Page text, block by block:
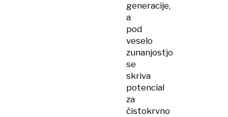
generacije,
a
pod
veselo
zunanjostjo
se
skriva
potencial
za
čistokrvno